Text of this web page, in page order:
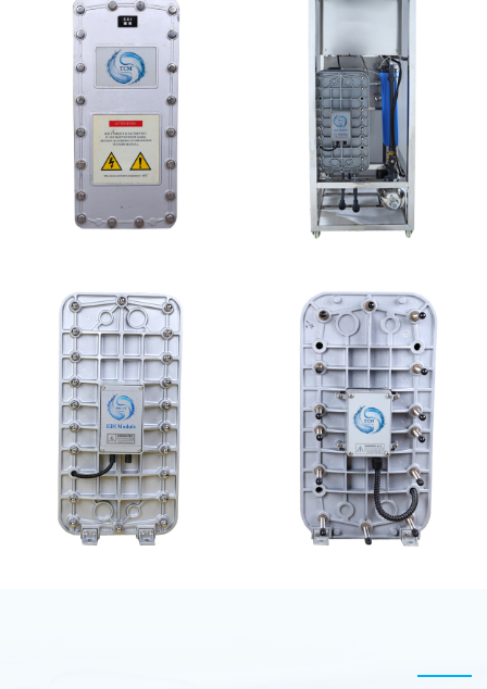
GE EDI模块维修 MK-TC200 EDI模块
坎普尔EDI膜堆维修 MK-TC50 EDI设备